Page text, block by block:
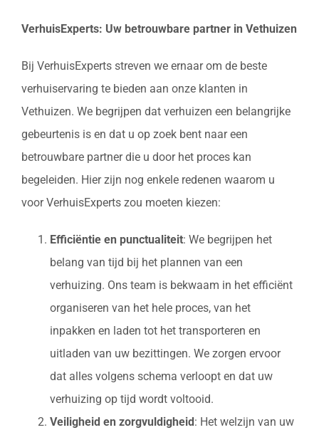
VerhuisExperts: Uw betrouwbare partner in Vethuizen
Bij VerhuisExperts streven we ernaar om de beste
verhuiservaring te bieden aan onze klanten in
Vethuizen. We begrijpen dat verhuizen een belangrijke
gebeurtenis is en dat u op zoek bent naar een
betrouwbare partner die u door het proces kan
begeleiden. Hier zijn nog enkele redenen waarom u
voor VerhuisExperts zou moeten kiezen:
Efficiëntie en punctualiteit: We begrijpen het
belang van tijd bij het plannen van een
verhuizing. Ons team is bekwaam in het efficiënt
organiseren van het hele proces, van het
inpakken en laden tot het transporteren en
uitladen van uw bezittingen. We zorgen ervoor
dat alles volgens schema verloopt en dat uw
verhuizing op tijd wordt voltooid.
Veiligheid en zorgvuldigheid : Het welzijn van uw